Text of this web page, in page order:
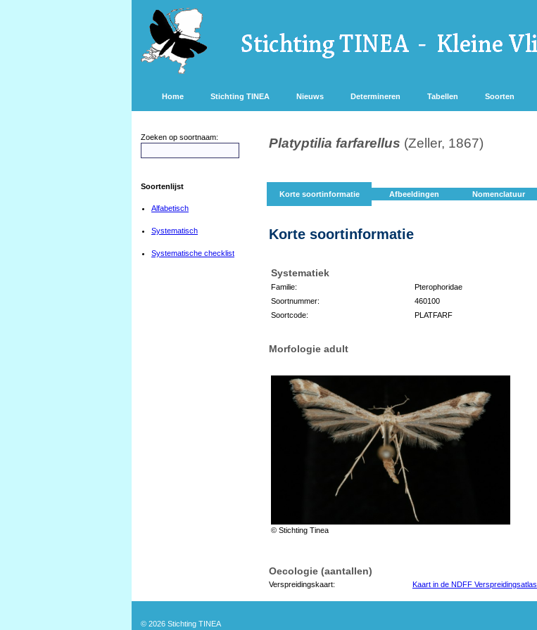
Home Stichting TINEA Nieuws Determineren Tabellen Soorten
Zoeken op soortnaam:
Soortenlijst
Alfabetisch
Systematisch
Systematische checklist
Platyptilia farfarellus (Zeller, 1867)
Korte soortinformatie Afbeeldingen Nomenclatuur
Korte soortinformatie
Systematiek
Familie:
Pterophoridae
Soortnummer:
460100
Soortcode:
PLATFARF
Morfologie adult
© Stichting Tinea
Oecologie (aantallen)
Verspreidingskaart: Kaart in de NDFF Verspreidingsatlas
© 2026 Stichting TINEA